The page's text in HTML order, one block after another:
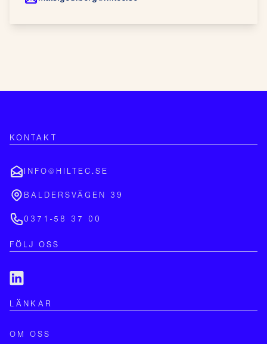
KONTAKT
INFO@HILTEC.SE
BALDERSVÄGEN 39
0371-58 37 00
FÖLJ OSS
LÄNKAR
OM OSS